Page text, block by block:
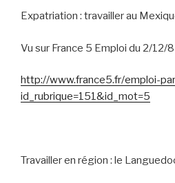
Expatriation : travailler au
Vu sur France 5 Emploi du 2/12/8
http://www.france5.fr/emploi-
id_rubrique=151&id_mot=5
Travailler en région : le